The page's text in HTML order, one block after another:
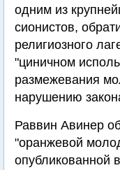
одним из
сионистов,
религиозного
"циничном
размежевания
нарушению
Раввин Авинер
"оранжевой
опубликованной